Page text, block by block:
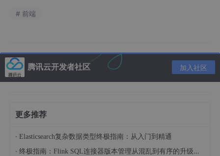
# 前端
腾讯云开发者社区 加入社区
更多推荐
· Elasticsearch复杂数据类型终极指南：从入门到精通
· 终极指南：Flink SQL连接器版本管理从混乱到有序的升级之路